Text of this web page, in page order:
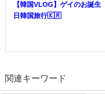
【韓国VLOG】ゲイのお誕生
日韓国旅行🇰🇷
関連キーワード